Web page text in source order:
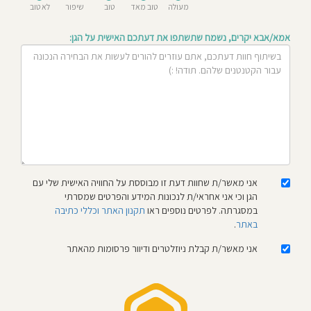
מעולה טוב מאד טוב
שיפור
לא טוב
אמא/אבא יקרים, נשמח שתשתפו את דעתכם האישית על הגן:
אני מאשר/ת שחוות דעת זו מבוססת על החוויה האישית שלי עם
הגן וכי אני אחראי/ת לנכונות המידע והפרטים שמסרתי
במסגרתה. לפרטים נוספים ראו תקנון האתר וכללי כתיבה
באתר.
אני מאשר/ת קבלת ניוזלטרים ודיוור פרסומות מהאתר